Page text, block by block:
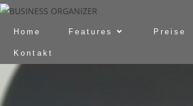
Home Features Preise
Kontakt